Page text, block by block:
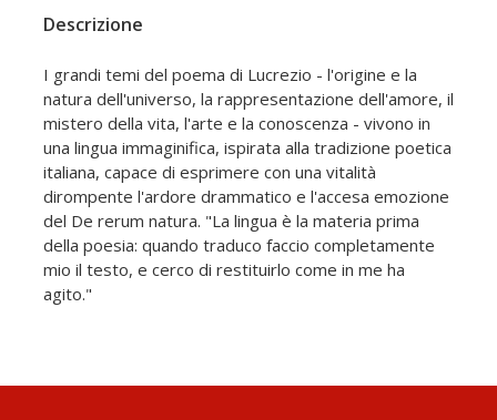
Descrizione
I grandi temi del poema di Lucrezio - l'origine e la
natura dell'universo, la rappresentazione dell'amore, il
mistero della vita, l'arte e la conoscenza - vivono in
una lingua immaginifica, ispirata alla tradizione poetica
italiana, capace di esprimere con una vitalità
dirompente l'ardore drammatico e l'accesa emozione
del De rerum natura. "La lingua è la materia prima
della poesia: quando traduco faccio completamente
mio il testo, e cerco di restituirlo come in me ha
agito."